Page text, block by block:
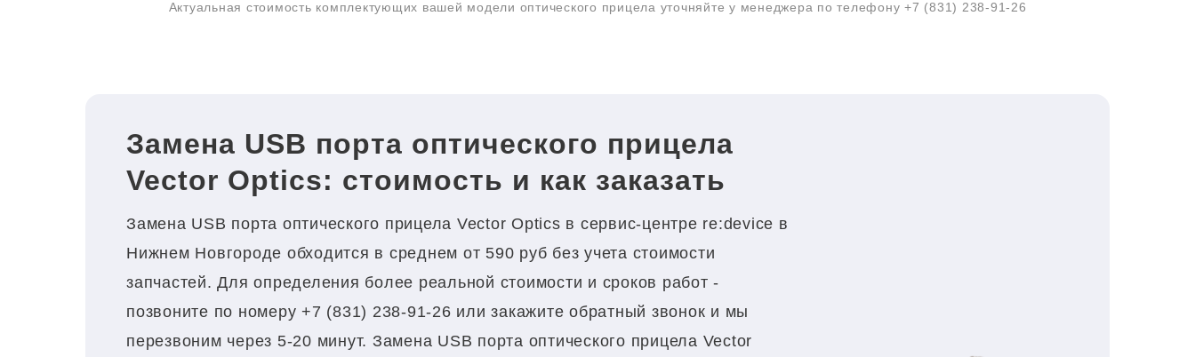
Актуальная стоимость комплектующих вашей модели оптического прицела уточняйте у менеджера по телефону +7 (831) 238-91-26
Замена USB порта оптического прицела
Vector Optics: стоимость и как заказать
Замена USB порта оптического прицела Vector Optics в сервис-центре re:device в
Нижнем Новгороде обходится в среднем от 590 руб без учета стоимости
запчастей. Для определения более реальной стоимости и сроков работ -
позвоните по номеру +7 (831) 238-91-26 или закажите обратный звонок и мы
перезвоним через 5-20 минут. Замена USB порта оптического прицела Vector